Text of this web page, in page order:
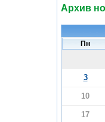
Архив
Пн
3
10
17